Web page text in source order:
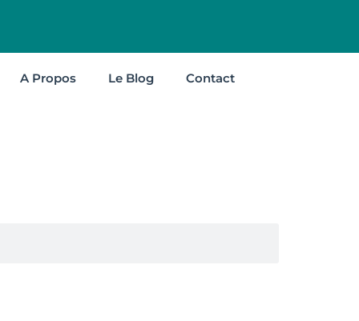
A Propos Le Blog Contact